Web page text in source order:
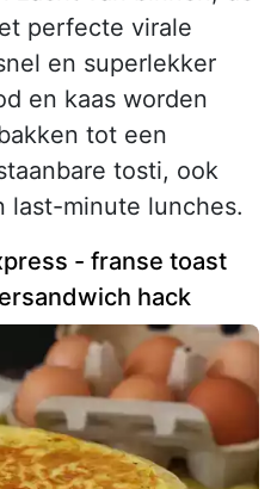
perfecte virale
en superlekker
en kaas worden
tot een
tosti, ook
last-minute lunches.
- franse toast
hack